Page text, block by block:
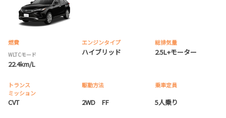
燃費
WLTCモード
22.4km/L
エンジンタイプ
ハイブリッド
総排気量
2.5L+モーター
トランス
ミッション
CVT
駆動方法
2WD FF
乗車定員
5人乗り